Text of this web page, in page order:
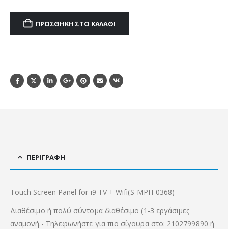
ΠΡΟΣΘΉΚΗ ΣΤΟ ΚΑΛΆΘΙ
ΠΕΡΙΓΡΑΦΉ
Touch Screen Panel for i9 TV + Wifi(S-MPH-0368)
Διαθέσιμο ή πολύ σύντομα διαθέσιμο (1-3 εργάσιμες
αναμονή.- Τηλεφωνήστε για πιο σίγουρα στο: 2102799890 ή